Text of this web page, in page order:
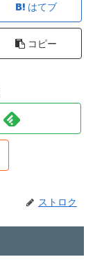
はてブ
コピー
ストロク